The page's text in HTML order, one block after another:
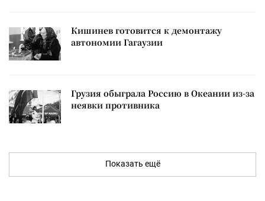
Кишинев готовится к демонтажу
автономии Гагаузии
Грузия обыграла Россию в Океании из-за
неявки противника
Показать ещё